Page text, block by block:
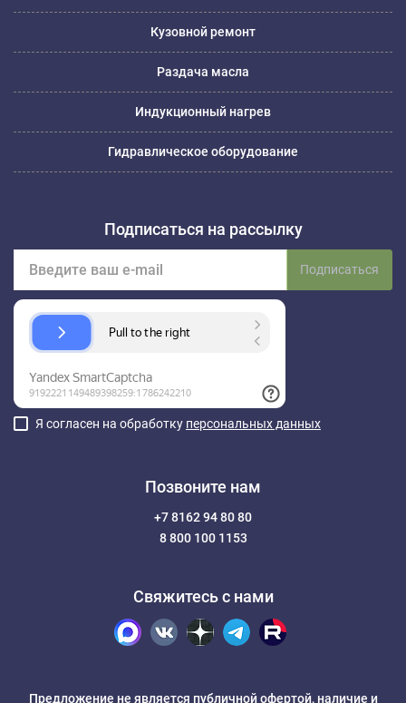
Кузовной ремонт
Раздача масла
Индукционный нагрев
Гидравлическое оборудование
Подписаться на рассылку
Подписаться
Я согласен на обработку персональных данных
Позвоните нам
+7 8162 94 80 80
8 800 100 1153
Свяжитесь с нами
Предложение не является публичной офертой, наличие и